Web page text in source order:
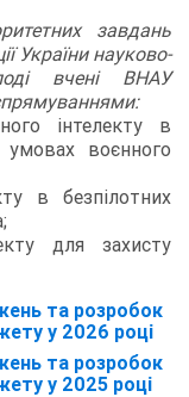
завдань
України науково-
вчені ВНАУ
інтелекту в
умовах воєнного
в безпілотних
для захисту
та розробок
у 2026 році
та розробок
у 2025 році